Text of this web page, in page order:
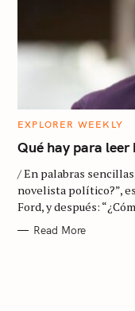
C
T
E
O
I
E
EXPLORER WEEKLY
Qué hay para leer
/ En palabras
novelista político?”,
Ford, y después:
Read More
: